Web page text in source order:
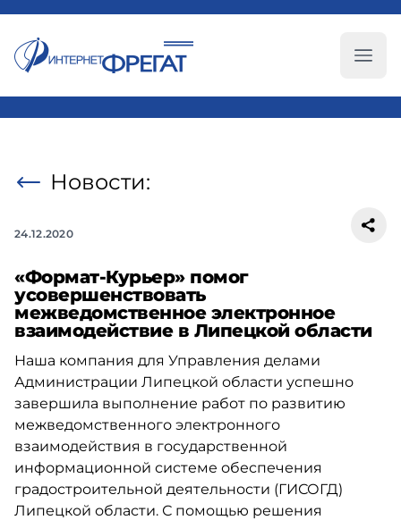
Новости:
24.12.2020
«Формат-Курьер» помог
усовершенствовать
межведомственное электронное
взаимодействие в Липецкой области
Наша компания для Управления делами
Администрации Липецкой области успешно
завершила выполнение работ по развитию
межведомственного электронного
взаимодействия в государственной
информационной системе обеспечения
градостроительной деятельности (ГИСОГД)
Липецкой области. С помощью решения